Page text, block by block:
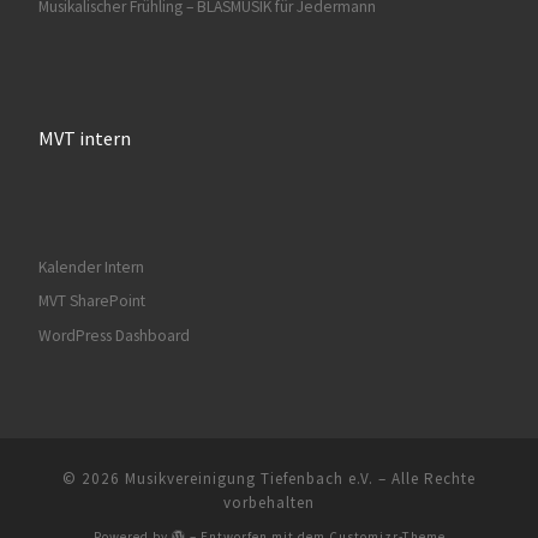
Musikalischer Frühling – BLASMUSIK für Jedermann
MVT intern
Kalender Intern
MVT SharePoint
WordPress Dashboard
© 2026 Musikvereinigung Tiefenbach e.V. – Alle Rechte
vorbehalten